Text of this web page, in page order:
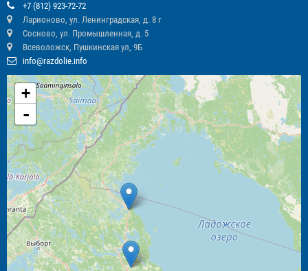
+7 (812) 923-72-72
Ларионово, ул. Ленинградская, д. 8 г
Сосново, ул. Промышленная, д. 5
Всеволожск, Пушкинская ул, 9Б
info@razdolie.info
+
-